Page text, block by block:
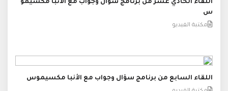
اللقاء الحادي عشر من برنامج سؤال وجواب مع الأنبا مكسيمو
س
مكتبة الفيديو
اللقاء السابع من برنامج سؤال وجواب مع الأنبا مكسيموس